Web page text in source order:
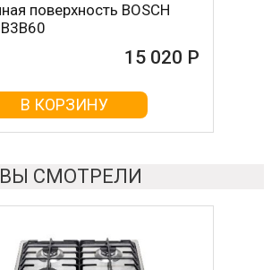
поверхность BOSCH
15 020 Р
В КОРЗИНУ
поверхность OASIS P-
(B)
15 026 Р
В КОРЗИНУ
ВЫ СМОТРЕЛИ